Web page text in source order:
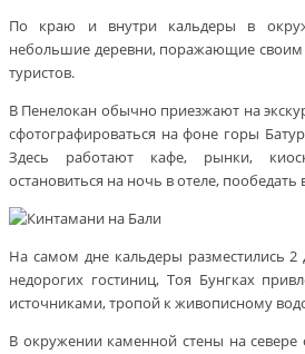
По краю и внутри кальдеры в
небольшие деревни, поражающие
туристов.
В Пенелокан обычно приезжают на
сфотографироваться на фоне горы
Здесь работают кафе, рынки,
остановиться на ночь в отеле, пообедать
На самом дне кальдеры разместились 2
недорогих гостиниц, Тоя Бунгках
источниками, тропой к живописному
В окружении каменной стены на севере